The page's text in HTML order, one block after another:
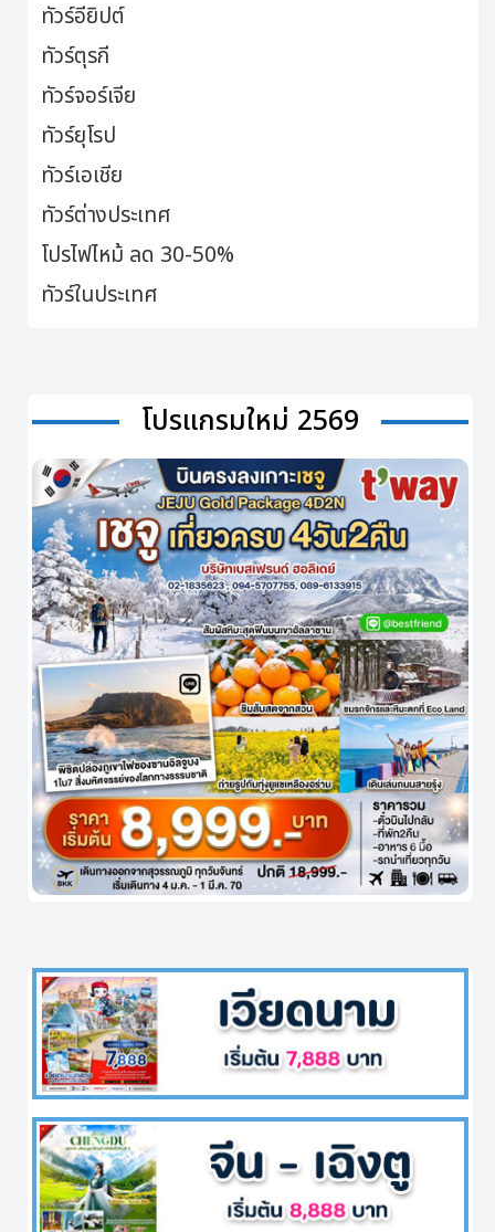
ทัวร์อียิปต์
ทัวร์ตุรกี
ทัวร์จอร์เจีย
ทัวร์ยุโรป
ทัวร์เอเชีย
ทัวร์ต่างประเทศ
โปรไฟไหม้ ลด 30-50%
ทัวร์ในประเทศ
โปรแกรมใหม่ 2569